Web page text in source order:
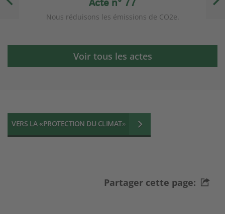
Nous réduisons les émissions de CO2e.
Voir tous les actes
VERS LA «PROTECTION DU CLIMAT»
Partager cette page: